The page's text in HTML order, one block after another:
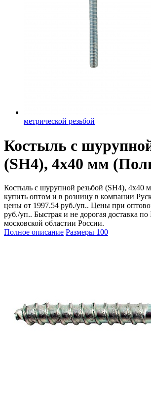
метрической резьбой
Костыль с
(SH4), 4х40 мм
Костыль с шурупной резьбой (SH4), 4х40
купить оптом и в розницу в компании
цены от 1997.54 руб./уп.. Цены при
руб./уп.. Быстрая и не дорогая доставка
московской областии России.
Полное описание Размеры 100